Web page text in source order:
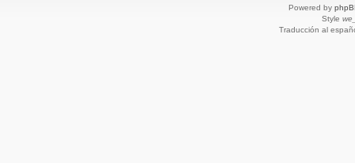
Powered by
Style
Traducción al